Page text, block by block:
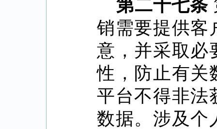
第二十七条
销需要提供客
意，并采取必
性，防止有关
平台不得非法
数据。涉及个